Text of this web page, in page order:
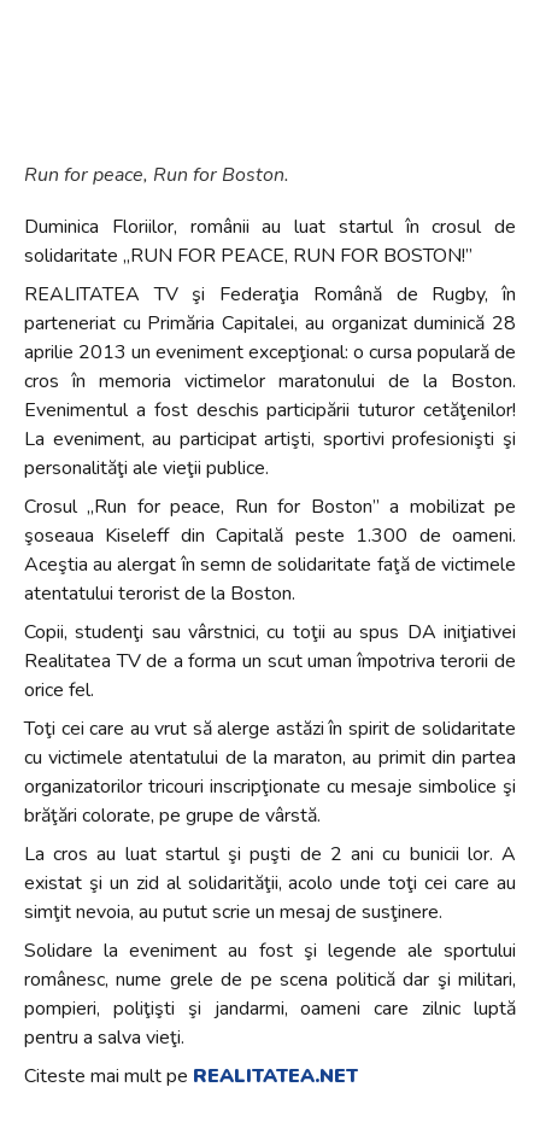
Run for peace, Run for Boston.
Duminica Floriilor, românii au luat startul în crosul de
solidaritate „RUN FOR PEACE, RUN FOR BOSTON!”
REALITATEA TV şi Federaţia Română de Rugby, în
parteneriat cu Primăria Capitalei, au organizat duminică 28
aprilie 2013 un eveniment excepţional: o cursa populară de
cros în memoria victimelor maratonului de la Boston.
Evenimentul a fost deschis participării tuturor cetăţenilor!
La eveniment, au participat artişti, sportivi profesionişti şi
personalităţi ale vieţii publice.
Crosul „Run for peace, Run for Boston” a mobilizat pe
şoseaua Kiseleff din Capitală peste 1.300 de oameni.
Aceştia au alergat în semn de solidaritate faţă de victimele
atentatului terorist de la Boston.
Copii, studenţi sau vârstnici, cu toţii au spus DA iniţiativei
Realitatea TV de a forma un scut uman împotriva terorii de
orice fel.
Toţi cei care au vrut să alerge astăzi în spirit de solidaritate
cu victimele atentatului de la maraton, au primit din partea
organizatorilor tricouri inscripţionate cu mesaje simbolice şi
brăţări colorate, pe grupe de vârstă.
La cros au luat startul şi puşti de 2 ani cu bunicii lor. A
existat şi un zid al solidarităţii, acolo unde toţi cei care au
simţit nevoia, au putut scrie un mesaj de susţinere.
Solidare la eveniment au fost şi legende ale sportului
românesc, nume grele de pe scena politică dar şi militari,
pompieri, poliţişti şi jandarmi, oameni care zilnic luptă
pentru a salva vieţi.
Citeste mai mult pe REALITATEA.NET